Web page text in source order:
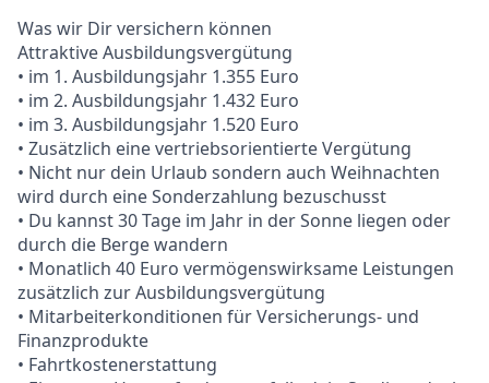
Was wir Dir versichern können
Attraktive Ausbildungsvergütung
• im 1. Ausbildungsjahr 1.355 Euro
• im 2. Ausbildungsjahr 1.432 Euro
• im 3. Ausbildungsjahr 1.520 Euro
• Zusätzlich eine vertriebsorientierte Vergütung
• Nicht nur dein Urlaub sondern auch Weihnachten
wird durch eine Sonderzahlung bezuschusst
• Du kannst 30 Tage im Jahr in der Sonne liegen oder
durch die Berge wandern
• Monatlich 40 Euro vermögenswirksame Leistungen
zusätzlich zur Ausbildungsvergütung
• Mitarbeiterkonditionen für Versicherungs- und
Finanzprodukte
• Fahrtkostenerstattung